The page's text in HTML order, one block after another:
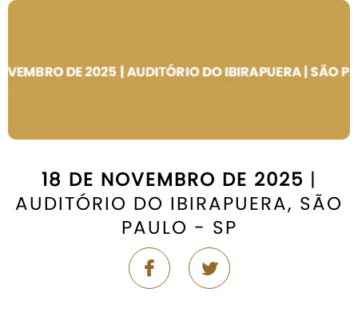
18 DE NOVEMBRO DE 2025 |
AUDITÓRIO DO IBIRAPUERA, SÃO
PAULO - SP